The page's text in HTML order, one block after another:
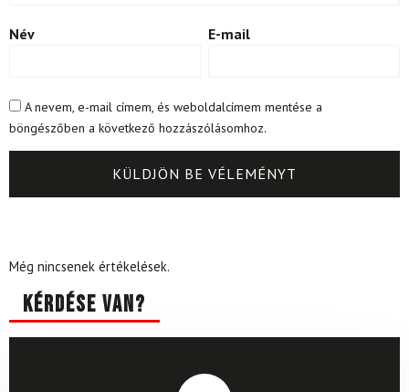
Név E-mail
A nevem, e-mail címem, és weboldalcímem mentése a
böngészőben a következő hozzászólásomhoz.
Még nincsenek értékelések.
Kérdése van?